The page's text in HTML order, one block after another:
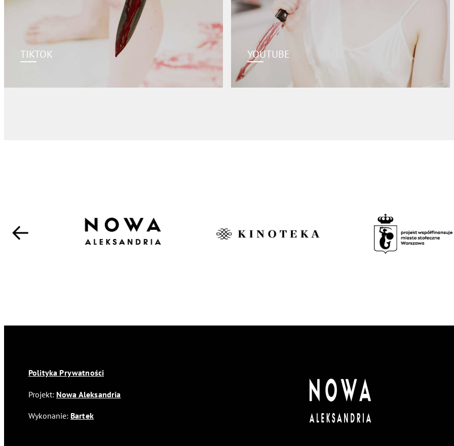
TIKTOK YOUTUBE
Polityka Prywatności
Projekt: Nowa Aleksandria
Wykonanie: Bartek